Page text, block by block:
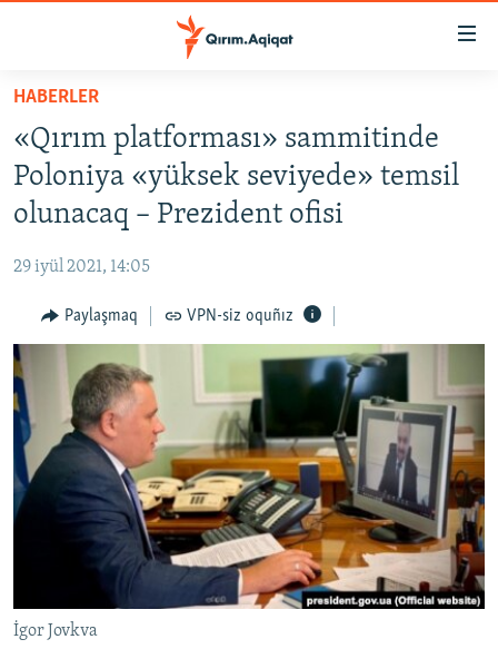
Esas
qaytmaq
Baş
navigatsiyağa
qaytmaq
Qıdıruvğa
qaytmaq
SİYASET
İQTİSADİYAT
MEDENİYET
İNSAN AQLARI
VİDEO
SÜRET
BLOGLAR
FİKİR
Русский
Українською
QOŞULIÑIZ!
HABERLER
«Qırım platforması» sammitinde
Poloniya «yüksek seviyede» temsil
olunacaq – Prezident ofisi
29 iyül 2021, 14:05
Paylaşmaq VPN-siz oquñız
İgor Jovkva